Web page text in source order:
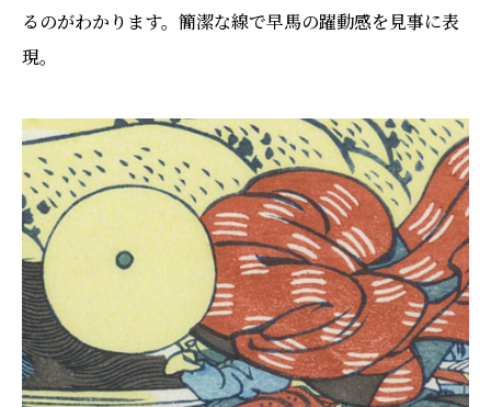
るのがわかります。簡潔な線で早馬の躍動感を見事に表
現。